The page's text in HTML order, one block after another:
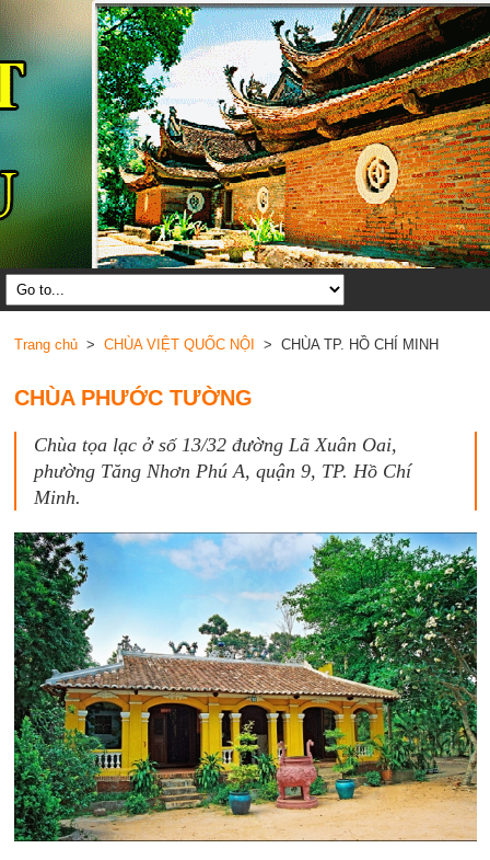
Trang chủ> CHÙA VIỆT QUỐC NỘI > CHÙA TP. HỒ CHÍ MINH
CHÙA PHƯỚC TƯỜNG
Chùa tọa lạc ở số 13/32 đường Lã Xuân Oai,
phường Tăng Nhơn Phú A, quận 9, TP. Hồ Chí
Minh.